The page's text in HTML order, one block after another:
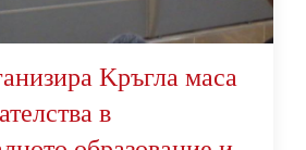
Kръгла маса
в